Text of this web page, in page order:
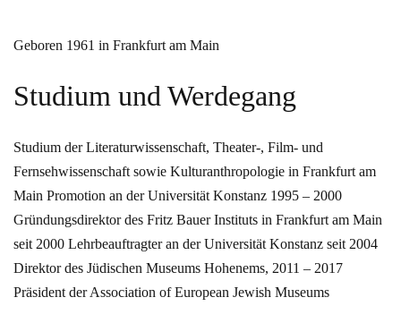
Geboren 1961 in Frankfurt am Main
Studium und Werdegang
Studium der Literaturwissenschaft, Theater-, Film- und
Fernsehwissenschaft sowie Kulturanthropologie in Frankfurt am
Main Promotion an der Universität Konstanz 1995 – 2000
Gründungsdirektor des Fritz Bauer Instituts in Frankfurt am Main
seit 2000 Lehrbeauftragter an der Universität Konstanz seit 2004
Direktor des Jüdischen Museums Hohenems, 2011 – 2017
Präsident der Association of European Jewish Museums